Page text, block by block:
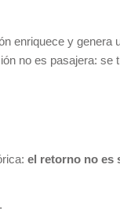
enriquece y genera
no es pasajera: se
el retorno no es